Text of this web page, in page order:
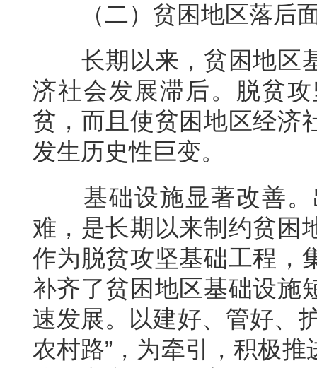
（二）贫困地区落后
长期以来，贫困地区
济社会发展滞后。脱贫
贫，而且使贫困地区经济
发生历史性巨变。
基础设施显著改善
难，是长期以来制约贫困
作为脱贫攻坚基础工程，
补齐了贫困地区基础设施
速发展。以建好、管好、
农村路”，为牵引，积极